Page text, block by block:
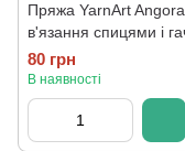
Пряжа YarnArt
в'язання спицями і
80 грн
В наявності